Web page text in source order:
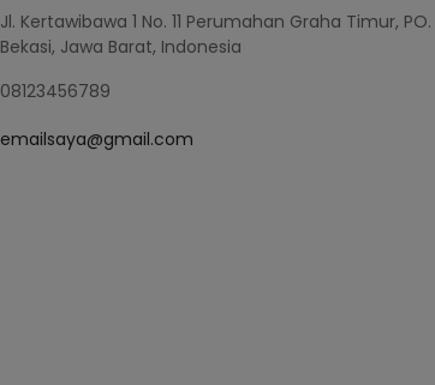
Jl. Kertawibawa 1 No. 11 Perumahan Graha Timur, PO.
Bekasi, Jawa Barat, Indonesia
08123456789
emailsaya@gmail.com